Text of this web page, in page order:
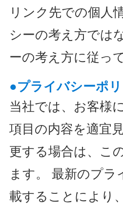
リンク先での個人
シーの考え方では
ーの考え方に従っ
●プライバシーポ
当社では、お客様
項目の内容を適宜
更する場合は、こ
ます。 最新のプ
載することにより